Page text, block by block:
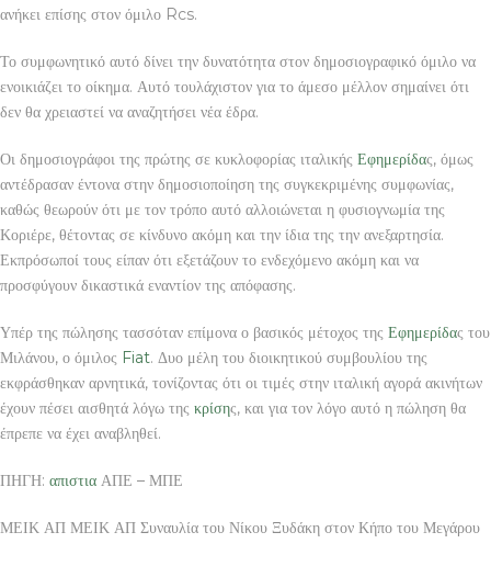
ανήκει επίσης στον όμιλο Rcs.
Το συμφωνητικό αυτό δίνει την δυνατότητα στον δημοσιογραφικό όμιλο να
ενοικιάζει το οίκημα. Αυτό τουλάχιστον για το άμεσο μέλλον σημαίνει ότι
δεν θα χρειαστεί να αναζητήσει νέα έδρα.
Οι δημοσιογράφοι της πρώτης σε κυκλοφορίας ιταλικής Εφημερίδας, όμως
αντέδρασαν έντονα στην δημοσιοποίηση της συγκεκριμένης συμφωνίας,
καθώς θεωρούν ότι με τον τρόπο αυτό αλλοιώνεται η φυσιογνωμία της
Κοριέρε, θέτοντας σε κίνδυνο ακόμη και την ίδια της την ανεξαρτησία.
Εκπρόσωποί τους είπαν ότι εξετάζουν το ενδεχόμενο ακόμη και να
προσφύγουν δικαστικά εναντίον της απόφασης.
Υπέρ της πώλησης τασσόταν επίμονα ο βασικός μέτοχος της Εφημερίδας του
Μιλάνου, ο όμιλος Fiat. Δυο μέλη του διοικητικού συμβουλίου της
εκφράσθηκαν αρνητικά, τονίζοντας ότι οι τιμές στην ιταλική αγορά ακινήτων
έχουν πέσει αισθητά λόγω της κρίσης, και για τον λόγο αυτό η πώληση θα
έπρεπε να έχει αναβληθεί.
ΠΗΓΗ: απιστια ΑΠΕ – ΜΠΕ
ΜΕΙΚ ΑΠ ΜΕΙΚ ΑΠ Συναυλία του Νίκου Ξυδάκη στον Κήπο του Μεγάρου